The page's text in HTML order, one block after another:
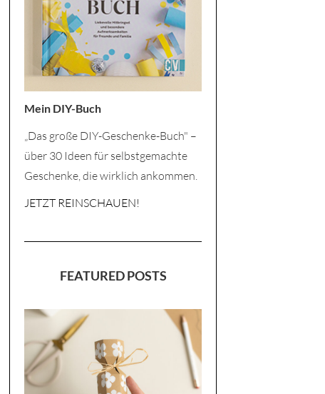
Mein DIY-Buch
„Das große DIY-Geschenke-Buch" –
über 30 Ideen für selbstgemachte
Geschenke, die wirklich ankommen.
JETZT REINSCHAUEN!
FEATURED POSTS